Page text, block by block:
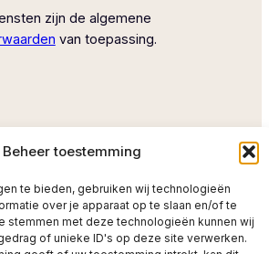
Beheer toestemming
te bieden, gebruiken wij technologieën
over je apparaat op te slaan en/of te
stemmen met deze technologieën kunnen wij
of unieke ID's op deze site verwerken.
zijn de algemene
van toepassing.